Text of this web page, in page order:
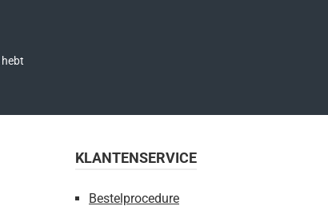
hebt
KLANTENSERVICE
Bestelprocedure